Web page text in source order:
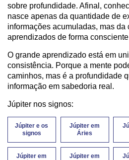
sobre profundidade. Afinal,
nasce apenas da quantidade de
informações acumuladas, mas
aprendizados de forma
O grande aprendizado está em
consistência. Porque a mente
caminhos, mas é a profundidade
informação em sabedoria real.
Júpiter nos signos:
Júpiter e os
signos
Júpiter em
Áries
Júpiter em
Júpiter em